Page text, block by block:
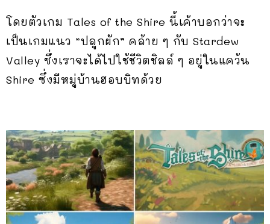
โดยตัวเกม Tales of the Shire นี้เค้าบอกว่าจะ
เป็นเกมแนว “ปลูกผัก” คล้าย ๆ กับ Stardew
Valley ซึ่งเราจะได้ไปใช้ชีวิตชิลล์ ๆ อยู่ในแคว้น
Shire ซึ่งมีหมู่บ้านฮอบบิทด้วย